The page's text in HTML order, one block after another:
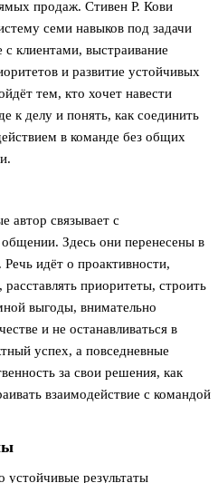
продаж. Стивен Р. Кови
семи навыков под задачи
клиентами, выстраивание
и развитие устойчивых
тем, кто хочет навести
к делу и понять, как соединить
в команде без общих
автор связывает с
общении. Здесь они перенесены в
Речь идёт о проактивности,
приоритеты, строить
выгоды, внимательно
и не останавливаться в
успех, а повседневные
за свои решения, как
взаимодействие с командой
устойчивые результаты